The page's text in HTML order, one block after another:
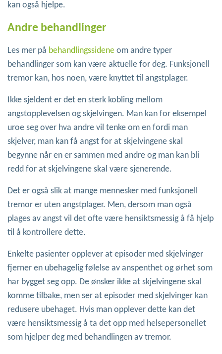
kan også hjelpe.
Andre behandlinger
Les mer på behandlingssidene om andre typer
behandlinger som kan være aktuelle for deg. Funksjonell
tremor kan, hos noen, være knyttet til angstplager.
Ikke sjeldent er det en sterk kobling mellom
angstopplevelsen og skjelvingen. Man kan for eksempel
uroe seg over hva andre vil tenke om en fordi man
skjelver, man kan få angst for at skjelvingene skal
begynne når en er sammen med andre og man kan bli
redd for at skjelvingene skal være sjenerende.
Det er også slik at mange mennesker med funksjonell
tremor er uten angstplager. Men, dersom man også
plages av angst vil det ofte være hensiktsmessig å få hjelp
til å kontrollere dette.
Enkelte pasienter opplever at episoder med skjelvinger
fjerner en ubehagelig følelse av anspenthet og ørhet som
har bygget seg opp. De ønsker ikke at skjelvingene skal
komme tilbake, men ser at episoder med skjelvinger kan
redusere ubehaget. Hvis man opplever dette kan det
være hensiktsmessig å ta det opp med helsepersonellet
som hjelper deg med behandlingen av tremor.